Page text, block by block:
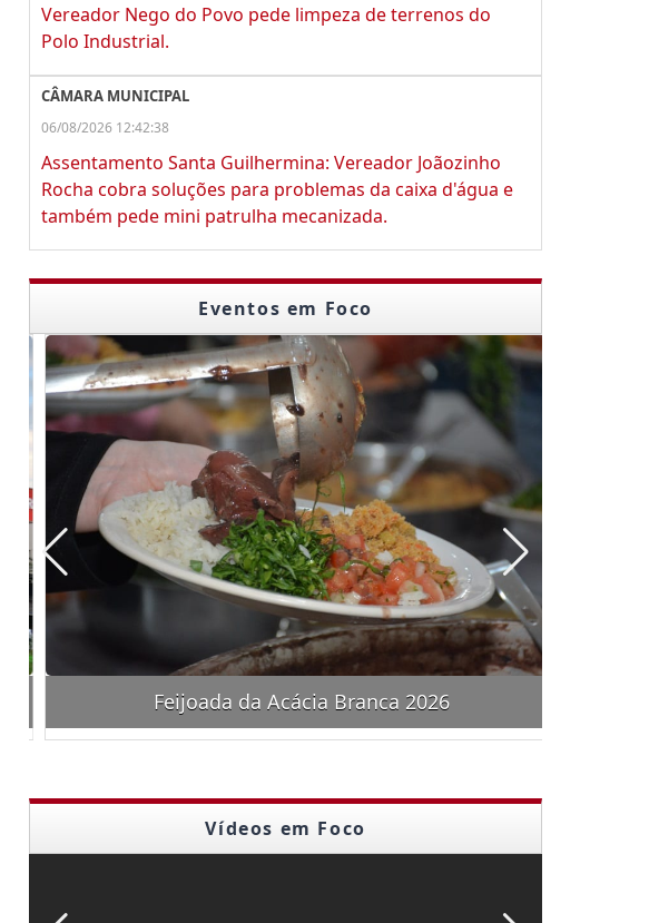
Vereador Nego do Povo pede limpeza de terrenos do
Polo Industrial.
CÂMARA MUNICIPAL
06/08/2026 12:42:38
Assentamento Santa Guilhermina: Vereador Joãozinho
Rocha cobra soluções para problemas da caixa d'água e
também pede mini patrulha mecanizada.
Eventos em Foco
Feijoada da Acácia Branca 2026
Vídeos em Foco